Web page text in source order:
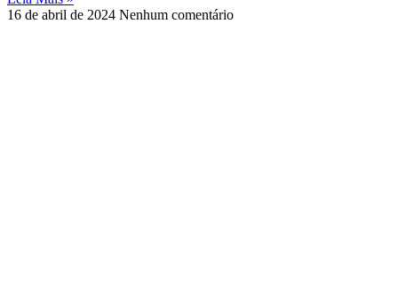
16 de abril de 2024 Nenhum comentário